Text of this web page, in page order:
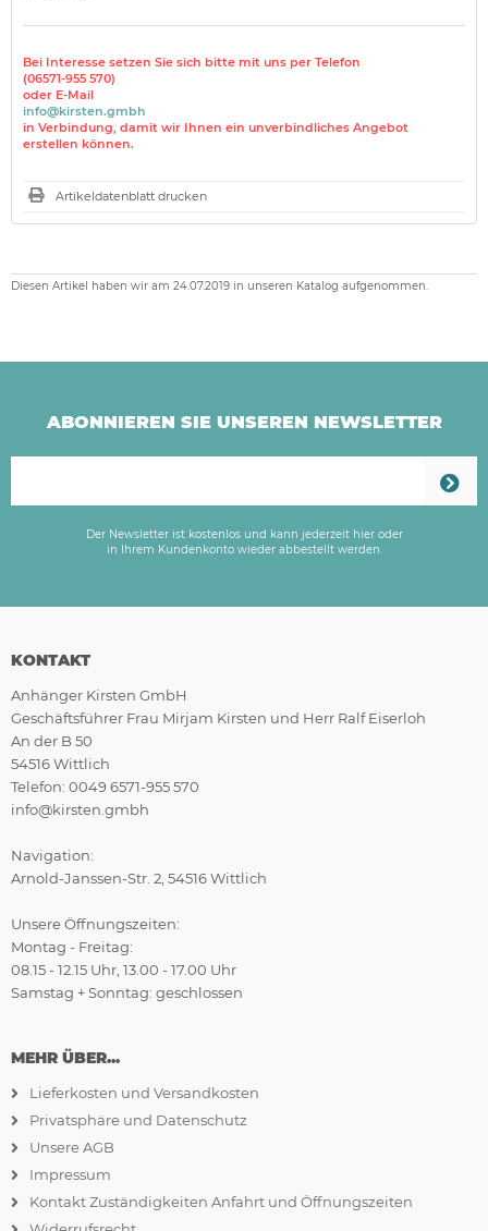
Bei Interesse setzen Sie sich bitte mit uns per Telefon
(06571-955 570)
oder E-Mail
info@kirsten.gmbh
in Verbindung, damit wir Ihnen ein unverbindliches Angebot
erstellen können.
Artikeldatenblatt drucken
Diesen Artikel haben wir am 24.07.2019 in unseren Katalog aufgenommen.
ABONNIEREN SIE UNSEREN NEWSLETTER
Der Newsletter ist kostenlos und kann jederzeit hier oder
in Ihrem Kundenkonto wieder abbestellt werden.
KONTAKT
Anhänger Kirsten GmbH
Geschäftsführer Frau Mirjam Kirsten und Herr Ralf Eiserloh
An der B 50
54516 Wittlich
Telefon: 0049 6571-955 570
info@kirsten.gmbh
Navigation:
Arnold-Janssen-Str. 2, 54516 Wittlich
Unsere Öffnungszeiten:
Montag - Freitag:
08.15 - 12.15 Uhr, 13.00 - 17.00 Uhr
Samstag + Sonntag: geschlossen
MEHR ÜBER...
Lieferkosten und Versandkosten
Privatsphäre und Datenschutz
Unsere AGB
Impressum
Kontakt Zuständigkeiten Anfahrt und Öffnungszeiten